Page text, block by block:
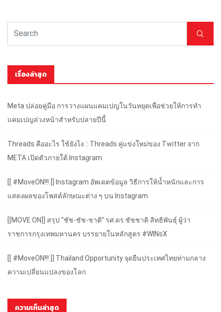
เรื่องล่าสุด
Meta ปล่อยคู่มือ การวางแผนแคมเปญในวันหยุดเพื่อช่วยให้การทำ
แคมเปญล่วงหน้าสำหรับปลายปีนี้
Threads คืออะไร ใช้ยังไง :: Threads คู่แข่งใหม่ของ Twitter จาก
META เปิดตัวภายใต้ Instagram
[[ #MoveON!!! ]] Instagram อัพเดตข้อมูล วิธีการให้น้ำหนักและการ
แสดงผลของโพสต์ลักษณะต่าง ๆ บน Instagram
[[MOVE ON]] สรุป “ชัช-ชัช-ชาติ” รศ.ดร.ชัชชาติ สิทธิพันธุ์ ผู้ว่า
ราชการกรุงเทพมหานคร บรรยายในหลักสูตร #WINsX
[[ #MoveON!!! ]] Thailand Opportunity จุดยืนประเทศไทยท่ามกลาง
ความเปลี่ยนแปลงของโลก
ความเห็นล่าสุด